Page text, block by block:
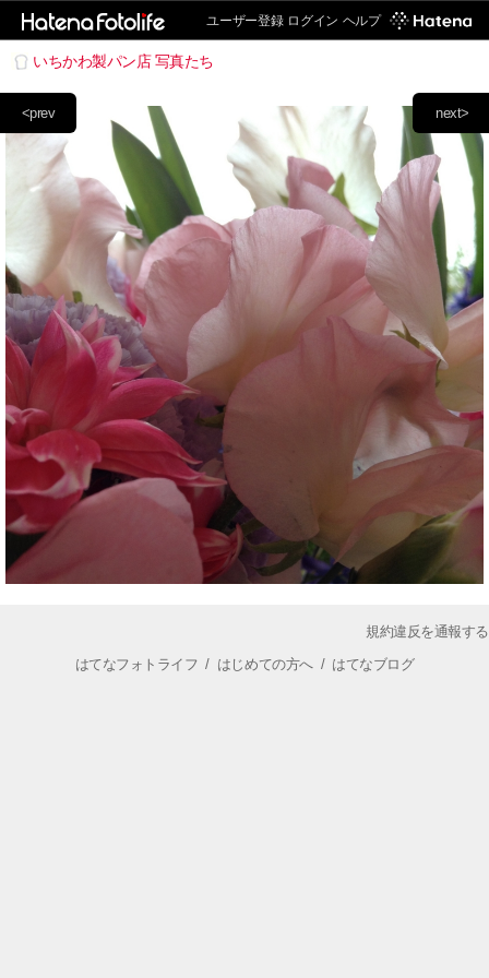
ユーザー登録 ログイン ヘルプ
いちかわ製パン店 写真たち
next>
<prev
規約違反を通報する
はてなフォトライフ / はじめての方へ/ はてなブログ